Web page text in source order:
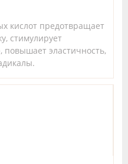
кислот предотвращает
стимулирует
эластичность,